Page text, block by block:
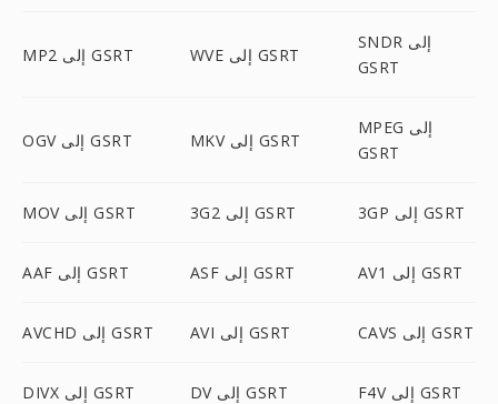
MP2 إلى GSRT WVE إلى GSRT
SNDR إلى
GSRT
OGV إلى GSRT MKV إلى GSRT
MPEG إلى
GSRT
MOV إلى GSRT 3G2 إلى GSRT 3GP إلى GSRT
AAF إلى GSRT ASF إلى GSRT AV1 إلى GSRT
AVCHD إلى GSRT AVI إلى GSRT CAVS إلى GSRT
DIVX إلى GSRT DV إلى GSRT F4V إلى GSRT